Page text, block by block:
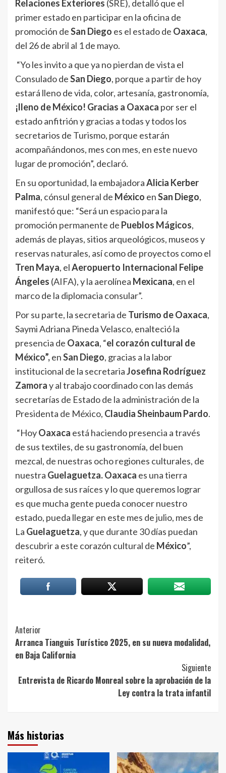
Relaciones Exteriores (SRE), detalló que el
primer estado en participar en la oficina de
promoción deSan Diego es el estado de Oaxaca,
del 26 de abril al 1 de mayo.
“Yo les invito a que ya no pierdan de vista el
Consulado deSan Diego, porque a partir de hoy
estará lleno de vida, color, artesanía, gastronomía,
¡lleno de México! Gracias a Oaxaca por ser el
estado anfitrión y gracias a todas y todos los
secretarios de Turismo, porque estarán
acompañándonos, mes con mes, en este nuevo
lugar de promoción”, declaró.
En su oportunidad, la embajadoraAlicia Kerber
Palma, cónsul general de México enSan Diego,
manifestó que: “Será un espacio para la
promoción permanente de Pueblos Mágicos,
además de playas, sitios arqueológicos, museos y
reservas naturales, así como de proyectos como el
Tren Maya, elAeropuerto Internacional Felipe
Ángeles (AIFA), y la aerolínea Mexicana, en el
marco de la diplomacia consular”.
Por su parte, la secretaria de Turismo de Oaxaca,
Saymi Adriana Pineda Velasco, enalteció la
presencia de Oaxaca, “el corazón cultural de
México”,enSan Diego, gracias a la labor
institucional de la secretariaJosefina Rodríguez
Zamoray al trabajo coordinado con las demás
secretarías de Estado de la administración de la
Presidenta de México, Claudia Sheinbaum Pardo.
“HoyOaxaca está haciendo presencia a través
de sus textiles, de su gastronomía, del buen
mezcal, de nuestras ocho regiones culturales, de
nuestra Guelaguetza. Oaxaca es una tierra
orgullosa de sus raíces y lo que queremos lograr
es que mucha gente pueda conocer nuestro
estado, pueda llegar en este mes de julio, mes de
La Guelaguetza, y que durante 30 días puedan
descubrir a este corazón cultural de México”,
reiteró.
Post
Navigation
Anterior
Arranca Tianguis Turístico 2025, en su nueva modalidad,
en Baja California
Siguiente
Entrevista de Ricardo Monreal sobre la aprobación de la
Ley contra la trata infantil
Más historias